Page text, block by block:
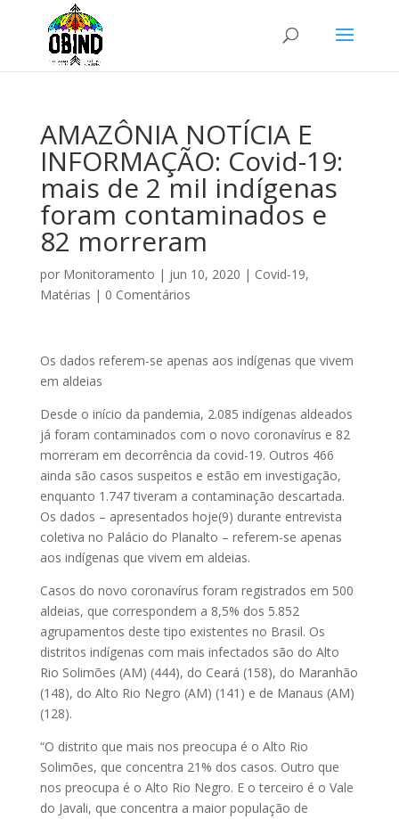
AMAZÔNIA NOTÍCIA E
INFORMAÇÃO: Covid-19:
mais de 2 mil indígenas
foram contaminados e
82 morreram
por Monitoramento | jun 10, 2020 | Covid-19,
Matérias | 0 Comentários
Os dados referem-se apenas aos indígenas que vivem
em aldeias
Desde o início da pandemia, 2.085 indígenas aldeados
já foram contaminados com o novo coronavírus e 82
morreram em decorrência da covid-19. Outros 466
ainda são casos suspeitos e estão em investigação,
enquanto 1.747 tiveram a contaminação descartada.
Os dados – apresentados hoje(9) durante entrevista
coletiva no Palácio do Planalto – referem-se apenas
aos indígenas que vivem em aldeias.
Casos do novo coronavírus foram registrados em 500
aldeias, que correspondem a 8,5% dos 5.852
agrupamentos deste tipo existentes no Brasil. Os
distritos indígenas com mais infectados são do Alto
Rio Solimões (AM) (444), do Ceará (158), do Maranhão
(148), do Alto Rio Negro (AM) (141) e de Manaus (AM)
(128).
“O distrito que mais nos preocupa é o Alto Rio
Solimões, que concentra 21% dos casos. Outro que
nos preocupa é o Alto Rio Negro. E o terceiro é o Vale
do Javali, que concentra a maior população de